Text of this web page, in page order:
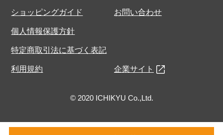
ショッピングガイド お問い合わせ
個人情報保護方針
特定商取引法に基づく表記
利用規約 企業サイト
© 2020 ICHIKYU Co.,Ltd.